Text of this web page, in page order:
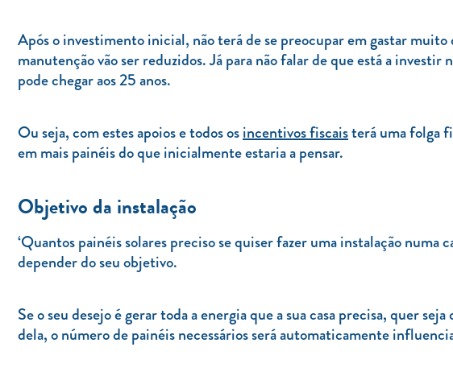
Após o investimento inicial, não terá de se preocupar em gastar
manutenção vão ser reduzidos. Já para não falar de que está a investir
pode chegar aos 25 anos.
Ou seja, com estes apoios e todos osincentivos fiscaisterá uma folga
em mais painéis do que inicialmente estaria a pensar.
Objetivo da instalação
‘Quantos painéis solares preciso se quiser fazer uma instalação numa
depender do seu objetivo.
Se o seu desejo é gerar toda a energia que a sua casa precisa, quer
dela, o número de painéis necessários será automaticamente